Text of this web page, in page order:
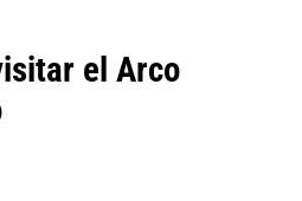
el Arco